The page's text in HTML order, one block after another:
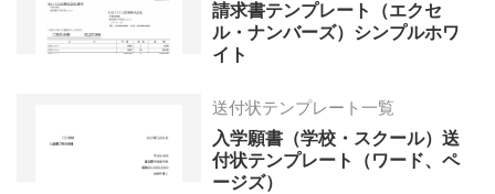
請求書テンプレート（エクセ
ル・ナンバーズ）シンプルホワ
イト
送付状テンプレート一覧
入学願書（学校・スクール）送
付状テンプレート（ワード、ペ
ージズ）